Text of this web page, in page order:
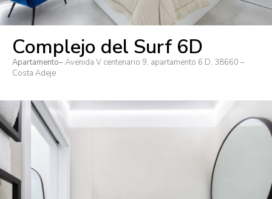
Complejo del Surf 6D
Apartamento–Avenida V centenario 9, apartamento 6 D, 38660 –
Costa Adeje